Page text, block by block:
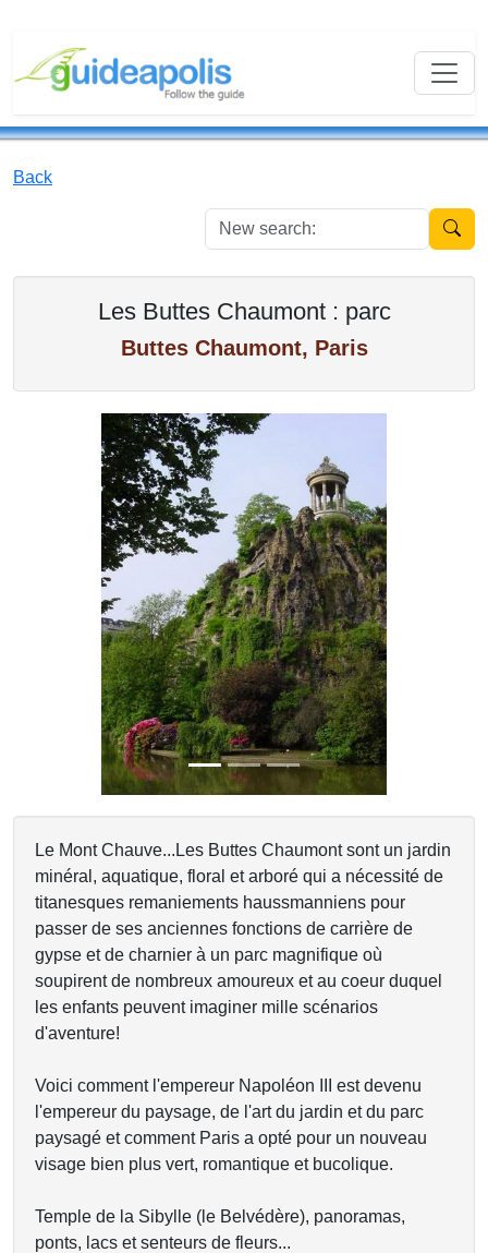
Back
New
Les Buttes Chaumont : parc
Buttes Chaumont, Paris
Previous
Le Mont Chauve...Les Buttes Chaumont sont un jardin
minéral, aquatique, floral et arboré qui a nécessité de
titanesques remaniements haussmanniens pour
passer de ses anciennes fonctions de carrière de
gypse et de charnier à un parc magnifique où
soupirent de nombreux amoureux et au coeur duquel
les enfants peuvent imaginer mille scénarios
d'aventure!
Voici comment l'empereur Napoléon III est devenu
l'empereur du paysage, de l'art du jardin et du parc
paysagé et comment Paris a opté pour un nouveau
visage bien plus vert, romantique et bucolique.
Temple de la Sibylle (le Belvédère), panoramas,
ponts, lacs et senteurs de fleurs...